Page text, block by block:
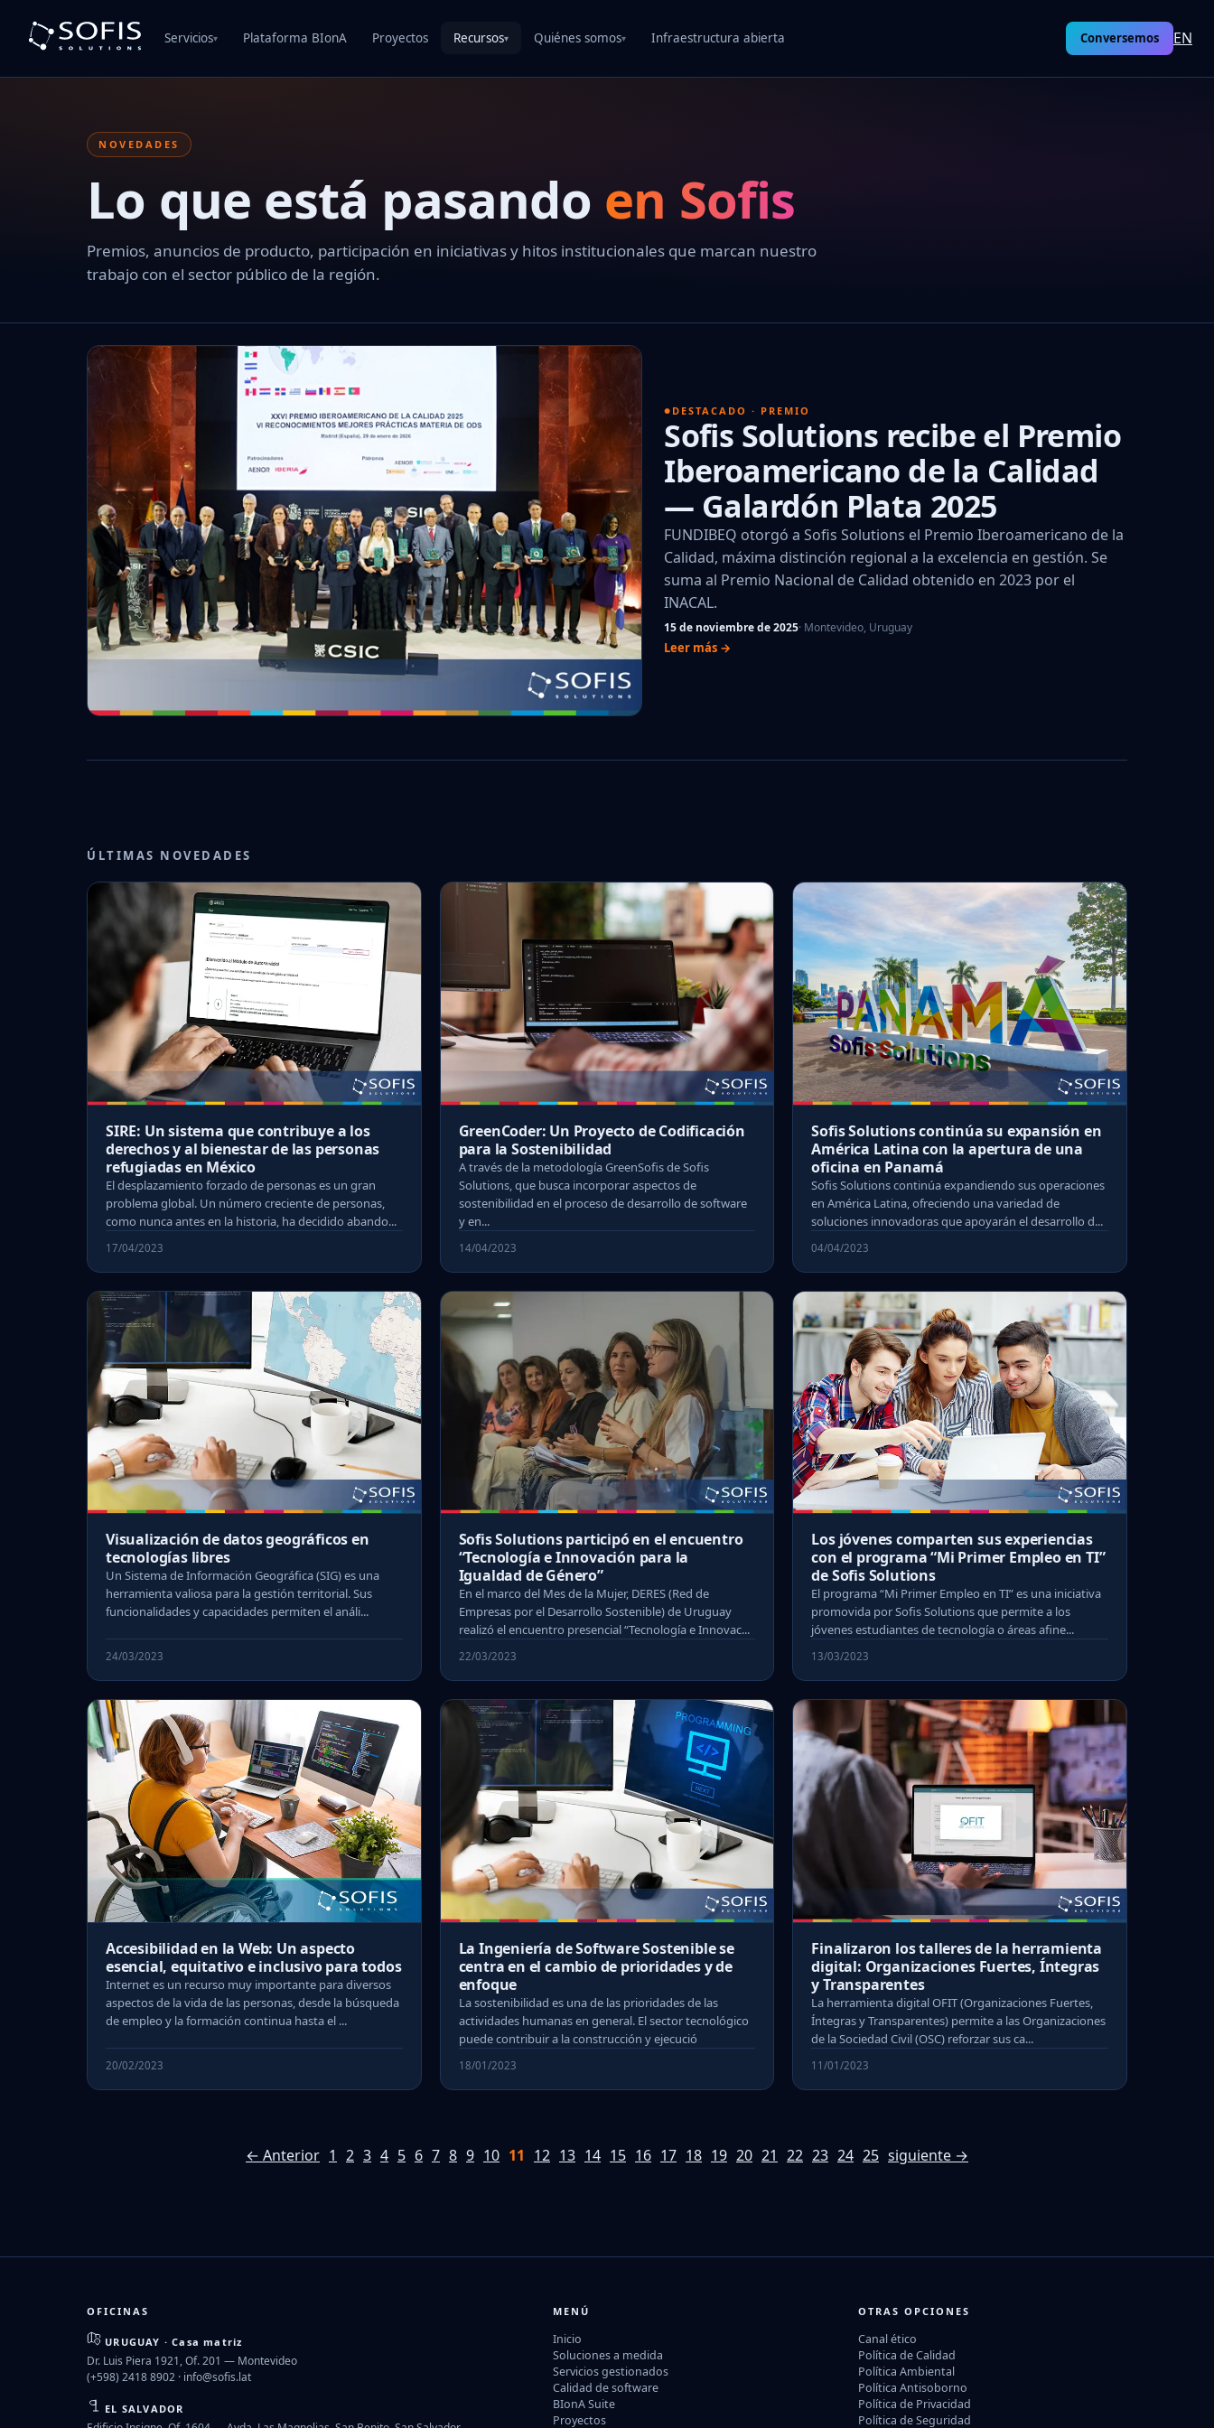
Servicios▾ Plataforma BIonA Proyectos Recursos▾ Quiénes somos▾ Infraestructura abierta Conversemos EN
NOVEDADES
Lo que está pasando en Sofis
Premios, anuncios de producto, participación en iniciativas y hitos institucionales que marcan nuestro
trabajo con el sector público de la región.
DESTACADO · PREMIO
Sofis Solutions recibe el Premio
Iberoamericano de la Calidad
— Galardón Plata 2025
FUNDIBEQ otorgó a Sofis Solutions el Premio Iberoamericano de la
Calidad, máxima distinción regional a la excelencia en gestión. Se
suma al Premio Nacional de Calidad obtenido en 2023 por el
INACAL.
15 de noviembre de 2025· Montevideo, Uruguay
Leer más →
ÚLTIMAS NOVEDADES
SIRE: Un sistema que contribuye a los
derechos y al bienestar de las personas
refugiadas en México
El desplazamiento forzado de personas es un gran
problema global. Un número creciente de personas,
como nunca antes en la historia, ha decidido abando...
17/04/2023
GreenCoder: Un Proyecto de Codificación
para la Sostenibilidad
A través de la metodología GreenSofis de Sofis
Solutions, que busca incorporar aspectos de
sostenibilidad en el proceso de desarrollo de software
y en...
14/04/2023
Sofis Solutions continúa su expansión en
América Latina con la apertura de una
oficina en Panamá
Sofis Solutions continúa expandiendo sus operaciones
en América Latina, ofreciendo una variedad de
soluciones innovadoras que apoyarán el desarrollo d...
04/04/2023
Visualización de datos geográficos en
tecnologías libres
Un Sistema de Información Geográfica (SIG) es una
herramienta valiosa para la gestión territorial. Sus
funcionalidades y capacidades permiten el análi...
24/03/2023
Sofis Solutions participó en el encuentro
“Tecnología e Innovación para la
Igualdad de Género”
En el marco del Mes de la Mujer, DERES (Red de
Empresas por el Desarrollo Sostenible) de Uruguay
realizó el encuentro presencial “Tecnología e Innovac...
22/03/2023
Los jóvenes comparten sus experiencias
con el programa “Mi Primer Empleo en TI”
de Sofis Solutions
El programa “Mi Primer Empleo en TI” es una iniciativa
promovida por Sofis Solutions que permite a los
jóvenes estudiantes de tecnología o áreas afine...
13/03/2023
Accesibilidad en la Web: Un aspecto
esencial, equitativo e inclusivo para todos
Internet es un recurso muy importante para diversos
aspectos de la vida de las personas, desde la búsqueda
de empleo y la formación continua hasta el ...
20/02/2023
La Ingeniería de Software Sostenible se
centra en el cambio de prioridades y de
enfoque
La sostenibilidad es una de las prioridades de las
actividades humanas en general. El sector tecnológico
puede contribuir a la construcción y ejecució
18/01/2023
Finalizaron los talleres de la herramienta
digital: Organizaciones Fuertes, Íntegras
y Transparentes
La herramienta digital OFIT (Organizaciones Fuertes,
Íntegras y Transparentes) permite a las Organizaciones
de la Sociedad Civil (OSC) reforzar sus ca...
11/01/2023
← Anterior 1 2 3 4 5 6 7 8 9 10 11 12 13 14 15 16 17 18 19 20 21 22 23 24 25 siguiente →
OFICINAS
URUGUAY · Casa matriz
Dr. Luis Piera 1921, Of. 201 — Montevideo
(+598) 2418 8902 · info@sofis.lat
EL SALVADOR
MENÚ
Inicio
Soluciones a medida
Servicios gestionados
Calidad de software
BIonA Suite
Proyectos
OTRAS OPCIONES
Canal ético
Política de Calidad
Política Ambiental
Política Antisoborno
Política de Privacidad
Política de Seguridad